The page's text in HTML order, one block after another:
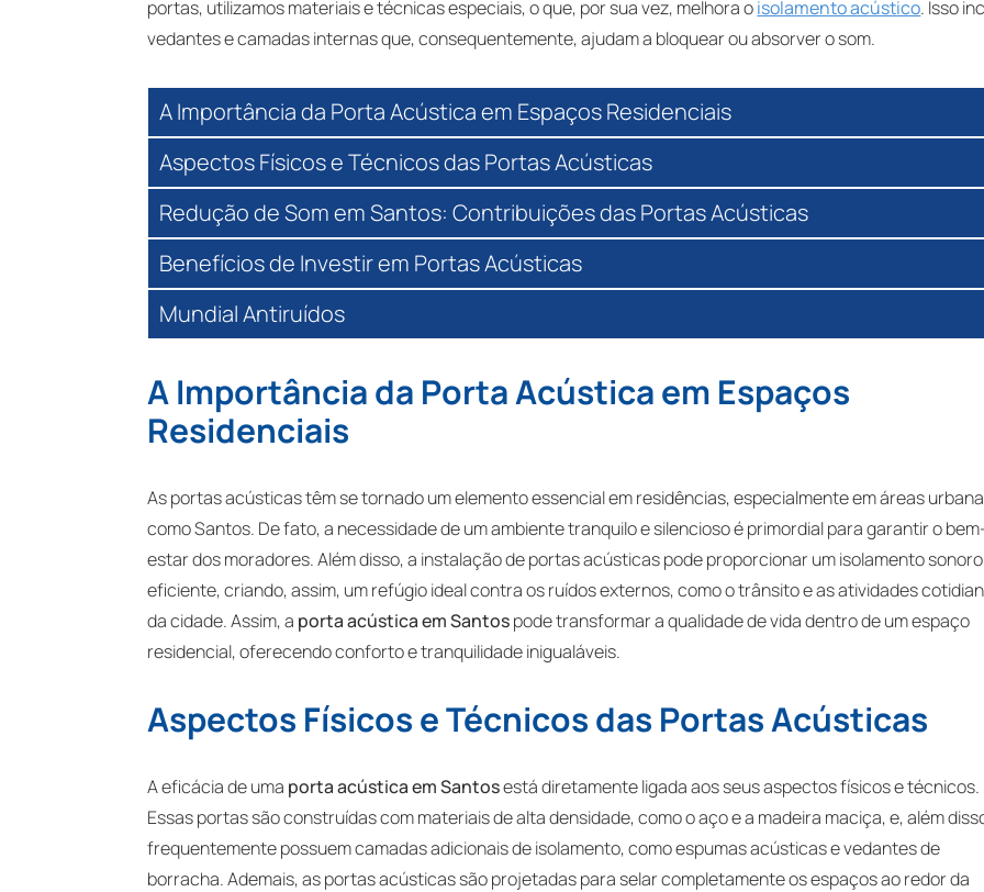
portas, utilizamos materiais e técnicas especiais, o que, por sua vez, melhora oisolamento acústico. Isso
vedantes e camadas internas que, consequentemente, ajudam a bloquear ou absorver o som.
A Importância da Porta Acústica em Espaços Residenciais
Aspectos Físicos e Técnicos das Portas Acústicas
Redução de Som em Santos: Contribuições das Portas Acústicas
Benefícios de Investir em Portas Acústicas
Mundial Antiruídos
A Importância da Porta Acústica em Espaços
Residenciais
As portas acústicas têm se tornado um elemento essencial em residências, especialmente em áreas
como Santos. De fato, a necessidade de um ambiente tranquilo e silencioso é primordial para garantir o
estar dos moradores. Além disso, a instalação de portas acústicas pode proporcionar um isolamento sonoro
eficiente, criando, assim, um refúgio ideal contra os ruídos externos, como o trânsito e as atividades
da cidade. Assim, a porta acústica em Santospode transformar a qualidade de vida dentro de um espaço
residencial, oferecendo conforto e tranquilidade inigualáveis.
Aspectos Físicos e Técnicos das Portas Acústicas
A eficácia de uma porta acústica em Santosestá diretamente ligada aos seus aspectos físicos e técnicos.
Essas portas são construídas com materiais de alta densidade, como o aço e a madeira maciça, e, além
frequentemente possuem camadas adicionais de isolamento, como espumas acústicas e vedantes de
borracha. Ademais, as portas acústicas são projetadas para selar completamente os espaços ao redor da